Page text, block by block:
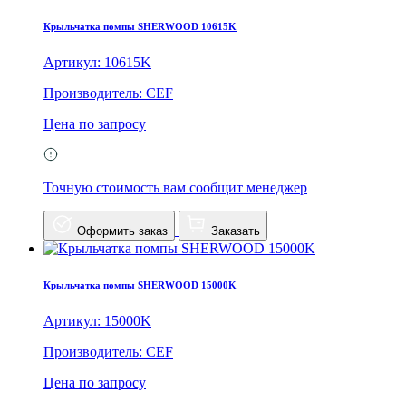
Крыльчатка помпы SHERWOOD 10615K
Артикул: 10615K
Производитель: CEF
Цена по запросу
Точную стоимость вам сообщит менеджер
Оформить заказ Заказать
Крыльчатка помпы SHERWOOD 15000K
Артикул: 15000K
Производитель: CEF
Цена по запросу